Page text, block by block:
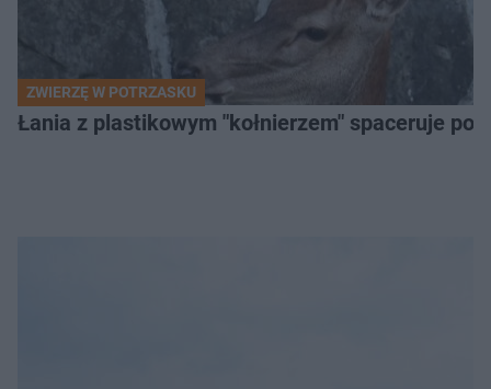
ZWIERZĘ W POTRZASKU
Łania z plastikowym "kołnierzem" spaceruje po